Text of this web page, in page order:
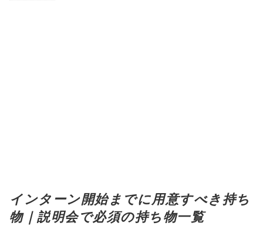
インターン開始までに用意すべき持ち
物｜説明会で必須の持ち物一覧